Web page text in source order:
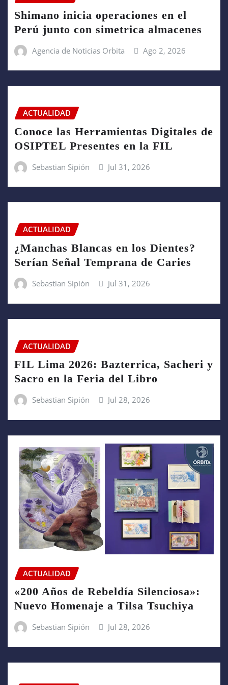
Shimano inicia operaciones en el
Perú junto con simetrica almacenes
Agencia de Noticias Orbita Ago 2, 2026
ACTUALIDAD
Conoce las Herramientas Digitales de
OSIPTEL Presentes en la FIL
Sebastian Sipión Jul 31, 2026
ACTUALIDAD
¿Manchas Blancas en los Dientes?
Serían Señal Temprana de Caries
Sebastian Sipión Jul 31, 2026
ACTUALIDAD
FIL Lima 2026: Bazterrica, Sacheri y
Sacro en la Feria del Libro
Sebastian Sipión Jul 28, 2026
ACTUALIDAD
«200 Años de Rebeldía Silenciosa»:
Nuevo Homenaje a Tilsa Tsuchiya
Sebastian Sipión Jul 28, 2026